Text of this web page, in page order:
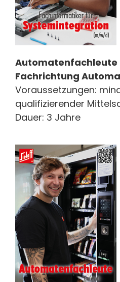
Fachrichtung
Voraussetzungen:
qualifizierender
Dauer: 3 Jahre